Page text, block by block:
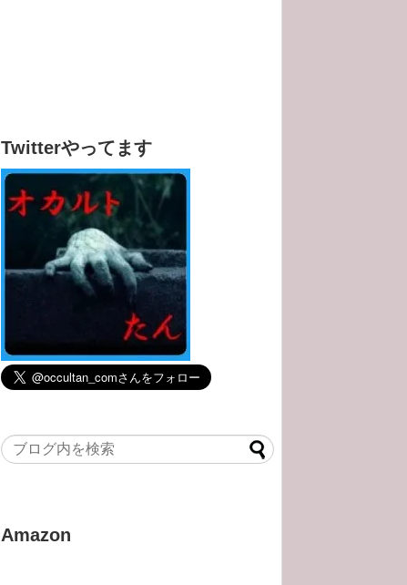
Twitterやってます
Amazon